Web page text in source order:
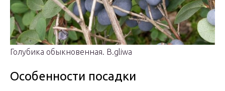
Голубика обыкновенная. B.gliwa
Особенности посадки